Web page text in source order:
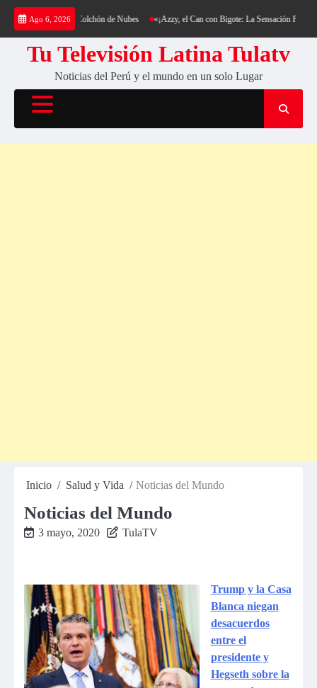
Saltar
contenido
Ago 6, 2026
y su Colchón de Nubes «¡Azzy, el Can con Bigote: La Sensación Peluda que Está
Tu Televisión Latina Tulatv
Noticias del Perú y el mundo en un solo Lugar
Inicio Salud y Vida Noticias del Mundo
Noticias del Mundo
3 mayo, 2020 TulaTV
Trump y la Casa
Blanca niegan
desacuerdos
entre el
presidente y
Hegseth sobre la